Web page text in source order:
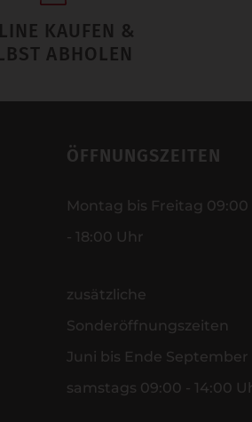
KAUFEN &
ABHOLEN
ÖFFNUNGSZEITEN
Montag bis Freitag 09:00
- 18:00 Uhr
zusätzliche
Sonderöffnungszeiten
Juni bis Ende September
samstags 09:00 - 14:00